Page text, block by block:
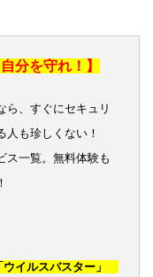
分を守れ！】
、すぐにセキュリ
人も珍しくない！
ス一覧。無料体験も
ウイルスバスター」